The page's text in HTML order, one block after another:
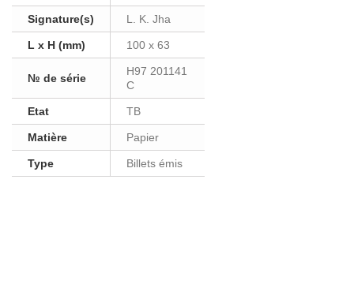
Signature(s) L. K. Jha
L x H (mm) 100 x 63
№ de série
H97 201141
C
Etat TB
Matière Papier
Type Billets émis